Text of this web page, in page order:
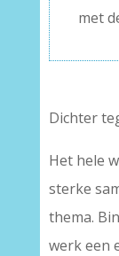
met
Dichter
Het hele
sterke
thema.
werk een